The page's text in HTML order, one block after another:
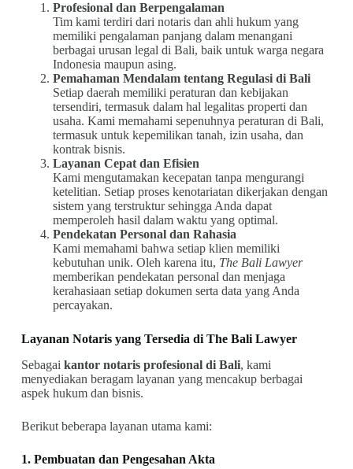
Profesional dan Berpengalaman
Tim kami terdiri dari notaris dan ahli hukum yang
memiliki pengalaman panjang dalam menangani
berbagai urusan legal di Bali, baik untuk warga negara
Indonesia maupun asing.
Pemahaman Mendalam tentang Regulasi di Bali
Setiap daerah memiliki peraturan dan kebijakan
tersendiri, termasuk dalam hal legalitas properti dan
usaha. Kami memahami sepenuhnya peraturan di Bali,
termasuk untuk kepemilikan tanah, izin usaha, dan
kontrak bisnis.
Layanan Cepat dan Efisien
Kami mengutamakan kecepatan tanpa mengurangi
ketelitian. Setiap proses kenotariatan dikerjakan dengan
sistem yang terstruktur sehingga Anda dapat
memperoleh hasil dalam waktu yang optimal.
Pendekatan Personal dan Rahasia
Kami memahami bahwa setiap klien memiliki
kebutuhan unik. Oleh karena itu, The Bali Lawyer
memberikan pendekatan personal dan menjaga
kerahasiaan setiap dokumen serta data yang Anda
percayakan.
Layanan Notaris yang Tersedia di The Bali Lawyer
Sebagai kantor notaris profesional di Bali, kami
menyediakan beragam layanan yang mencakup berbagai
aspek hukum dan bisnis.
Berikut beberapa layanan utama kami:
1. Pembuatan dan Pengesahan Akta